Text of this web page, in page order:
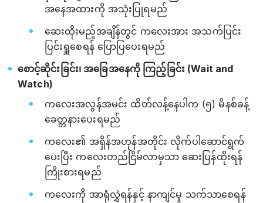
အနေအထားကို အသုံးပြုရမည်
ဆေးထိုးမည့်အချိန်တွင် ကလေးအား အသက်ပြင်း
ပြင်းရှူစေရန် ပြောပြပေးရမည်
စောင့်ဆိုင်းခြင်း၊ အခြေအနေကို ကြည့်ခြင်း (Wait and
Watch)
ကလေးအလွန်အမင်း ထိတ်လန့်နေပါက (၅) မိနစ်ခန့်
ခေတ္တနားပေးရမည်
ကလေး၏ အရှိန်အဟုန်အတိုင်း လိုက်ပါဆောင်ရွက်
ပေးပြီး ကလေးတည်ငြိမ်လာမှသာ ဆေးပြန်ထိုးရန်
ကြိုးစားရမည်
ကလေးကို အာရုံလွှဲရန်နှင့် နာကျင်မှု သက်သာစေရန်